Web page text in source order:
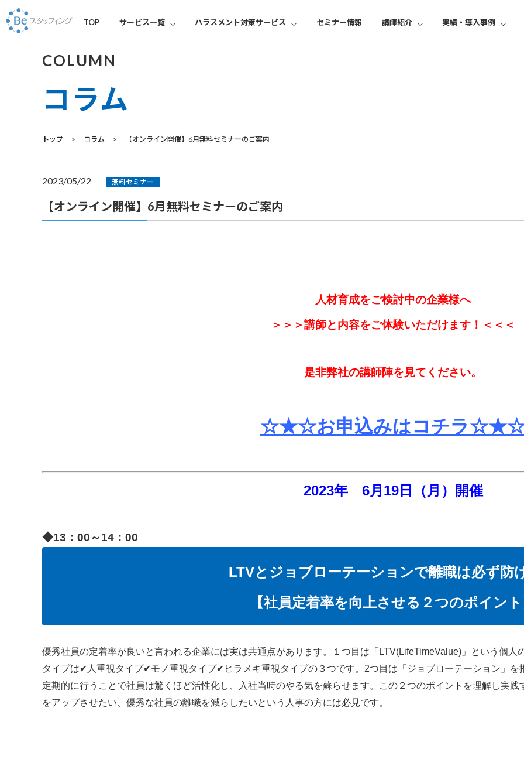
TOP サービス一覧 ハラスメント対策サービス セミナー情報 講師紹介 実績・導入事例
COLUMN
コラム
トップ コラム 【オンライン開催】6月無料セミナーのご案内
2023/05/22 無料セミナー
【オンライン開催】6月無料セミナーのご案内
人材育成をご検討中の企業様へ
＞＞＞講師と内容をご体験いただけます！＜＜＜
是非弊社の講師陣を見てください。
☆★☆お申込みはコチラ
2023年 6月19日（月 ） 開催
◆13：00～14：00
LTVとジョブローテーションで離職は必ず防
【社員定着率を向上させる２つのポイン
優秀社員の定着率が良いと言われる企業には実は共通点があります。１つ目は「LTV(LifeTimeValue)」という個
タイプは✔人重視タイプ✔モノ重視タイプ✔ヒラメキ重視タイプの３つです。2つ目は「ジョブローテーション」
定期的に行うことで社員は驚くほど活性化し、入社当時のやる気を蘇らせます。この２つのポイントを理解し実
をアップさせたい、優秀な社員の離職を減らしたいという人事の方には必見です。